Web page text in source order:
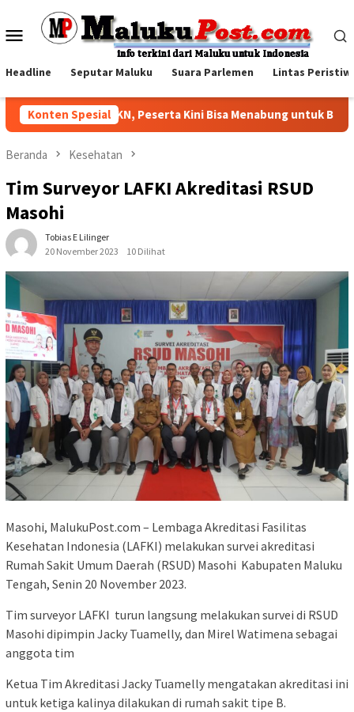
konten
Menu
Headline Seputar Maluku Suara Parlemen Lintas
Konten Spesial
NADI JKN, Peserta Kini Bisa Menabung untuk Bayar
Beranda Kesehatan
Tim Surveyor LAFKI Akreditasi RSUD
Masohi
Tobias E Lilinger
20 November 2023
10 Dilihat
Masohi, MalukuPost.com – Lembaga Akreditasi Fasilitas
Kesehatan Indonesia (LAFKI) melakukan survei akreditasi
Rumah Sakit Umum Daerah (RSUD) Masohi Kabupaten Maluku
Tengah, Senin 20 November 2023.
Tim surveyor LAFKI turun langsung melakukan survei di RSUD
Masohi dipimpin Jacky Tuamelly, dan Mirel Watimena sebagai
anggota tim
Ketua Tim Akreditasi Jacky Tuamelly mengatakan akreditasi ini
untuk ketiga kalinya dilakukan di rumah sakit tipe B.